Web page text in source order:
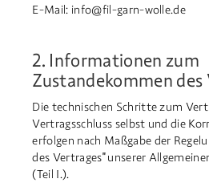
E-Mail: info@fil-garn-wolle.de
2. Informationen zum
Zustandekommen des
Die technischen Schritte zum
Vertragsschluss selbst und die
erfolgen nach Maßgabe der
des Vertrages" unserer
(Teil I.).